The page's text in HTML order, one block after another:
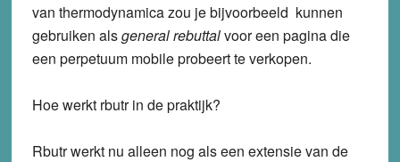
van thermodynamica zou je bijvoorbeeld kunnen
gebruiken alsgeneral rebuttalvoor een pagina die
een perpetuum mobile probeert te verkopen.
Hoe werkt rbutr in de praktijk?
Rbutr werkt nu alleen nog als een extensie van de